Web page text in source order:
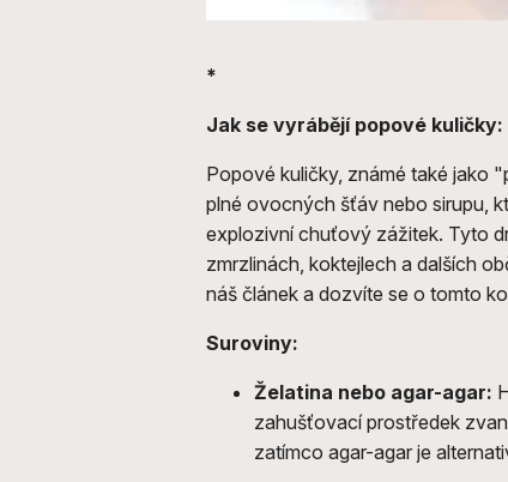
*
Jak se vyrábějí popové
Popové kuličky, známé také jako
plné ovocných šťáv nebo sirupu,
explozivní chuťový zážitek. Tyto
zmrzlinách, koktejlech a dalších
náš článek a dozvíte se o tomto
Suroviny:
Želatina nebo agar-agar:
zahušťovací prostředek
zatímco agar-agar je